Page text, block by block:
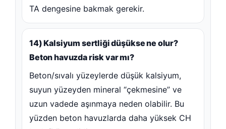
TA dengesine bakmak gerekir.
14) Kalsiyum sertliği düşükse ne olur?
Beton havuzda risk var mı?
Beton/sıvalı yüzeylerde düşük kalsiyum,
suyun yüzeyden mineral “çekmesine” ve
uzun vadede aşınmaya neden olabilir. Bu
yüzden beton havuzlarda daha yüksek CH